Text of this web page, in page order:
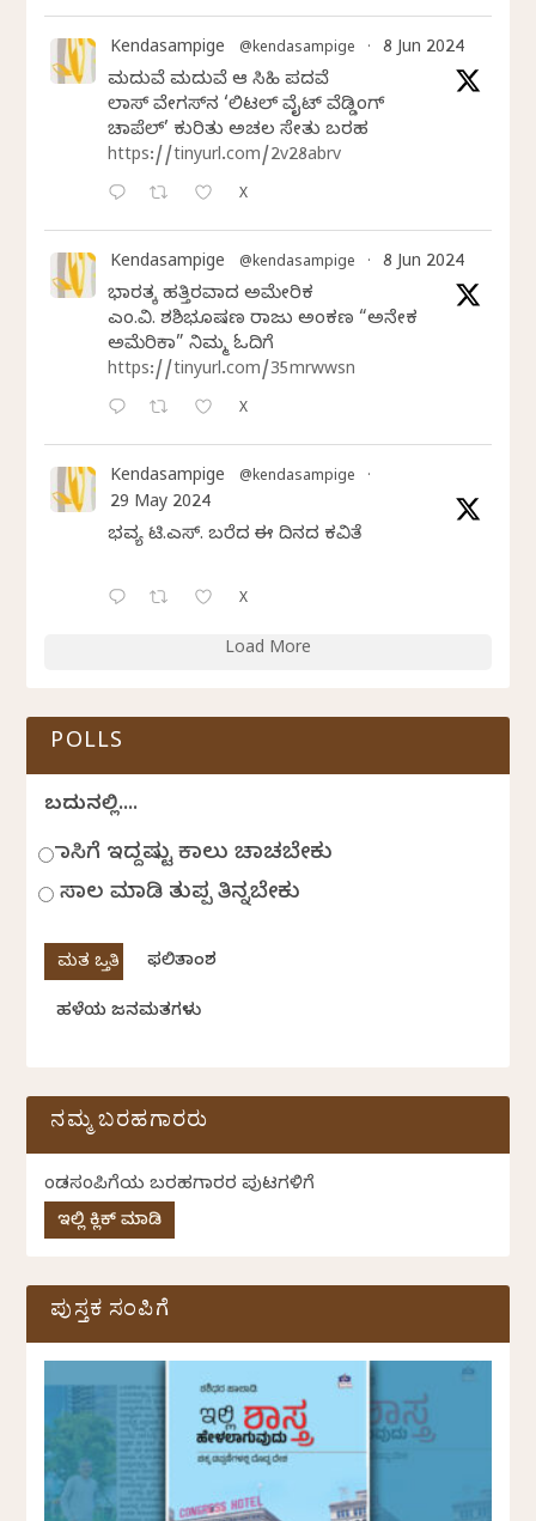
Kendasampige @kendasampige · 8 Jun 2024
ಮದುವೆ ಮದುವೆ ಆ ಸಿಹಿ ಪದವೆ
ಲಾಸ್‌ ವೇಗಸ್‌ನ ‘ಲಿಟಲ್ ವೈಟ್ ವೆಡ್ಡಿಂಗ್
ಚಾಪೆಲ್’ ಕುರಿತು ಅಚಲ ಸೇತು ಬರಹ
https://tinyurl.com/2v28abrv
X
Kendasampige @kendasampige · 8 Jun 2024
ಭಾರತಕ್ಕೆ ಹತ್ತಿರವಾದ ಅಮೇರಿಕ
ಎಂ.ವಿ. ಶಶಿಭೂಷಣ ರಾಜು ಅಂಕಣ “ಅನೇಕ
ಅಮೆರಿಕಾ” ನಿಮ್ಮ ಓದಿಗೆ
https://tinyurl.com/35mrwwsn
X
Kendasampige @kendasampige ·
29 May 2024
ಭವ್ಯ ಟಿ.ಎಸ್. ಬರೆದ ಈ ದಿನದ ಕವಿತೆ
X
Load More
POLLS
ಬದುಕಿನಲ್ಲಿ....
ಹಾಸಿಗೆ ಇದ್ದಷ್ಟು ಕಾಲು ಚಾಚಬೇಕು
ಸಾಲ ಮಾಡಿ ತುಪ್ಪ ತಿನ್ನಬೇಕು
ಫಲಿತಾಂಶ
ಹಳೆಯ ಜನಮತಗಳು
ನಮ್ಮ ಬರಹಗಾರರು
ಕೆಂಡಸಂಪಿಗೆಯ ಬರಹಗಾರರ ಪುಟಗಳಿಗೆ
ಇಲ್ಲಿ ಕ್ಲಿಕ್ ಮಾಡಿ
ಪುಸ್ತಕ ಸಂಪಿಗೆ